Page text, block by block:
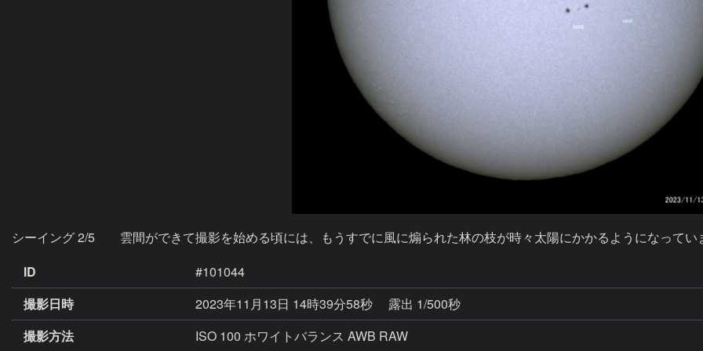
シーイング 2/5　　雲間ができて撮影を始める頃には、もうすでに風に煽られた林の枝が時々太陽にかかるようになってい
ID
#101044
撮影日時
2023年11月13日 14時39分58秒
露出 1/500秒
撮影方法
ISO 100 ホワイトバランス AWB RAW